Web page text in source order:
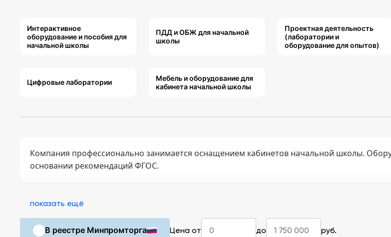
Интерактивное
оборудование и пособия для
начальной школы
ПДД и ОБЖ для начальной
школы
Проектная деятельность
(лаборатории и
оборудование для опытов)
Цифровые лаборатории
Мебель и оборудование для
кабинета начальной школы
Компания профессионально занимается оснащением кабинетов начальной школы.
основании рекомендаций ФГОС.
показать ещё
В реестре Минпромторга Цена от до руб.